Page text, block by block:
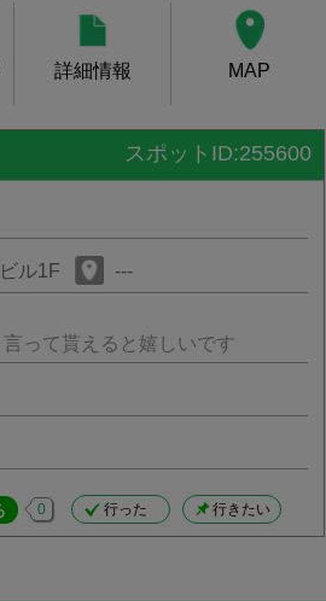
詳細情報 MAP
スポットID:255600
ル1F ---
って貰えると嬉しいです
0 行った 行きたい